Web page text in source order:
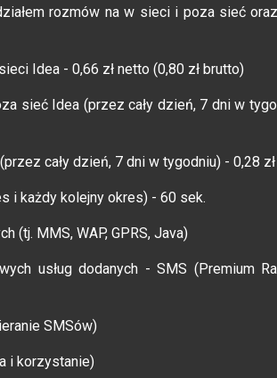
rozmów na w sieci i poza sieć
Idea - 0,66 zł netto (0,80 zł brutto)
sieć Idea (przez cały dzień, 7 dni w
cały dzień, 7 dni w tygodniu) - 0,28
i każdy kolejny okres) - 60 sek.
(tj. MMS, WAP, GPRS, Java)
usług dodanych - SMS (Premium
SMSów)
i korzystanie)